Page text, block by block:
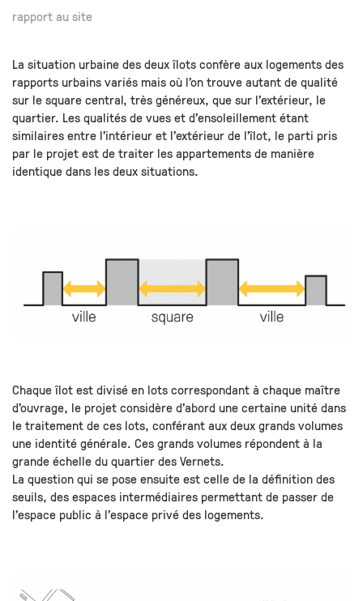
rapport au site
La situation urbaine des deux îlots confère aux logements des
rapports urbains variés mais où l’on trouve autant de qualité
sur le square central, très généreux, que sur l’extérieur, le
quartier. Les qualités de vues et d’ensoleillement étant
similaires entre l’intérieur et l’extérieur de l’îlot, le parti pris
par le projet est de traiter les appartements de manière
identique dans les deux situations.
Chaque îlot est divisé en lots correspondant à chaque maître
d’ouvrage, le projet considère d’abord une certaine unité dans
le traitement de ces lots, conférant aux deux grands volumes
une identité générale. Ces grands volumes répondent à la
grande échelle du quartier des Vernets.
La question qui se pose ensuite est celle de la définition des
seuils, des espaces intermédiaires permettant de passer de
l’espace public à l’espace privé des logements.